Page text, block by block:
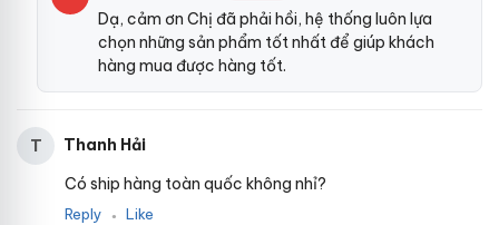
Dạ, cảm ơn Chị đã phải hồi, hệ thống luôn lựa
chọn những sản phẩm tốt nhất để giúp khách
hàng mua được hàng tốt.
T
Thanh Hải
Có ship hàng toàn quốc không nhỉ?
Reply ● Like